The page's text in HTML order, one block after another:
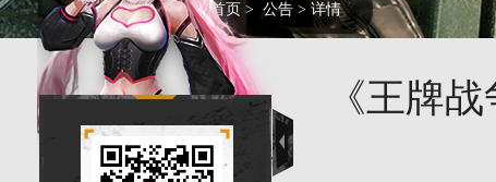
您的当前位置:首页 > 公告 > 详情
《王牌